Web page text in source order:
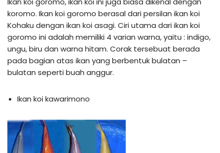
koromo. Ikan koi goromo berasal dari persilan ikan koi
Kohaku dengan ikan koi asagi. Ciri utama dari ikan koi
goromo ini adalah memiliki 4 varian warna, yaitu : indigo,
ungu, biru dan warna hitam. Corak tersebuat berada
pada bagian atas ikan yang berbentuk bulatan –
bulatan seperti buah anggur.
Ikan koi kawarimono